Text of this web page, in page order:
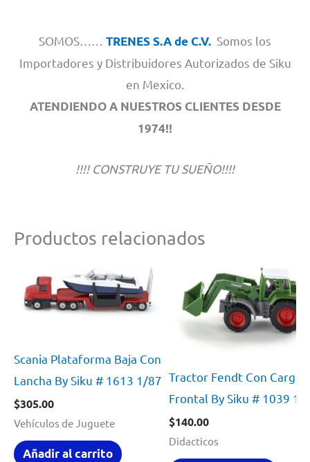
SOMOS…… TRENES S.A de C.V. Somos los
Importadores y Distribuidores Autorizados de Siku
en Mexico.
ATENDIENDO A NUESTROS CLIENTES DESDE
1974!!
!!!! CONSTRUYE TU SUEÑO!!!!
Productos relacionados
Scania Plataforma Baja Con
Lancha By Siku # 1613 1/87
$305.00
Vehículos de Juguete
Añadir al carrito
Tractor Fendt Con
Frontal By Siku # 1039 1/
$140.00
Didacticos